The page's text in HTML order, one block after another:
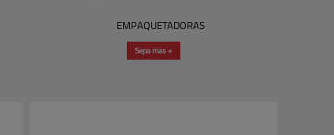
EMPAQUETADORAS
Sepa mas +